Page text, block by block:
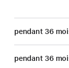
pendant 36
pendant 36